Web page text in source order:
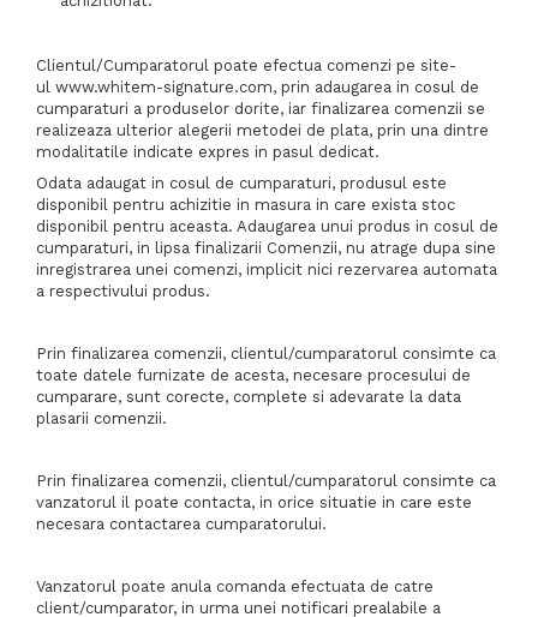
Clientul/Cumparatorul poate efectua comenzi pe site-
ul www.whitem-signature.com, prin adaugarea in cosul de
cumparaturi a produselor dorite, iar finalizarea comenzii se
realizeaza ulterior alegerii metodei de plata, prin una dintre
modalitatile indicate expres in pasul dedicat.
Odata adaugat in cosul de cumparaturi, produsul este
disponibil pentru achizitie in masura in care exista stoc
disponibil pentru aceasta. Adaugarea unui produs in cosul de
cumparaturi, in lipsa finalizarii Comenzii, nu atrage dupa sine
inregistrarea unei comenzi, implicit nici rezervarea automata
a respectivului produs.
Prin finalizarea comenzii, clientul/cumparatorul consimte ca
toate datele furnizate de acesta, necesare procesului de
cumparare, sunt corecte, complete si adevarate la data
plasarii comenzii.
Prin finalizarea comenzii, clientul/cumparatorul consimte ca
vanzatorul il poate contacta, in orice situatie in care este
necesara contactarea cumparatorului.
Vanzatorul poate anula comanda efectuata de catre
client/cumparator, in urma unei notificari prealabile a